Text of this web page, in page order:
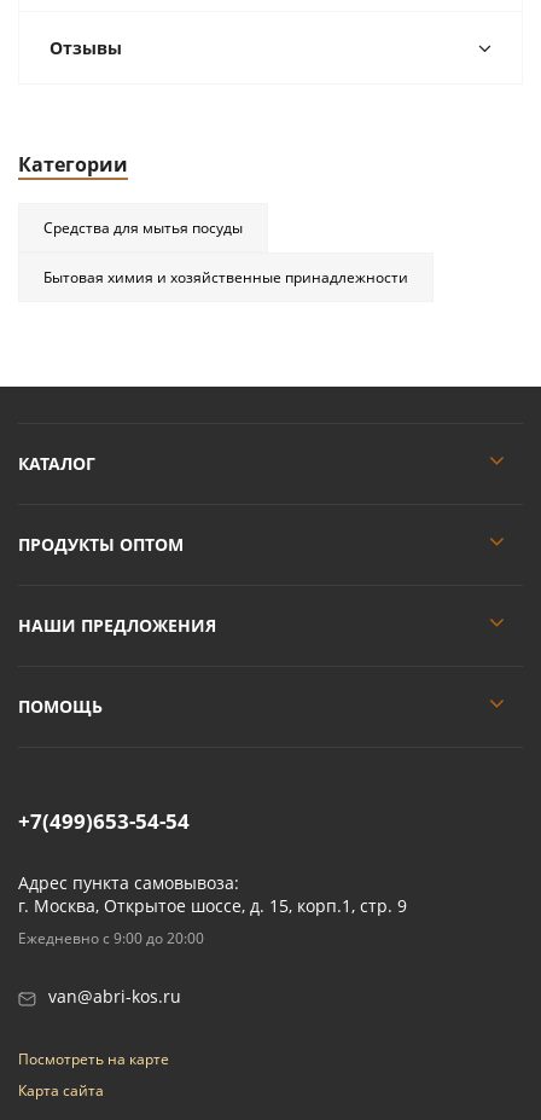
Отзывы
Категории
Средства для мытья посуды
Бытовая химия и хозяйственные принадлежности
КАТАЛОГ
ПРОДУКТЫ ОПТОМ
НАШИ ПРЕДЛОЖЕНИЯ
ПОМОЩЬ
+7(499)653-54-54
Адрес пункта самовывоза:
г. Москва, Открытое шоссе, д. 15, корп.1, стр. 9
Ежедневно с 9:00 до 20:00
van@abri-kos.ru
Посмотреть на карте
Карта сайта